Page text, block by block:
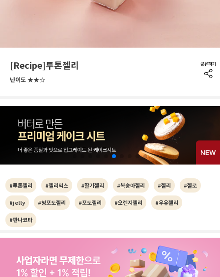
[Recipe]투톤젤리
난이도 ★★☆
#투톤젤리 #젤리믹스 #딸기젤리 #복숭아젤리 #젤리 #젤로
#jelly #청포도젤리 #포도젤리 #오렌지젤리 #우유젤리
#판나코타